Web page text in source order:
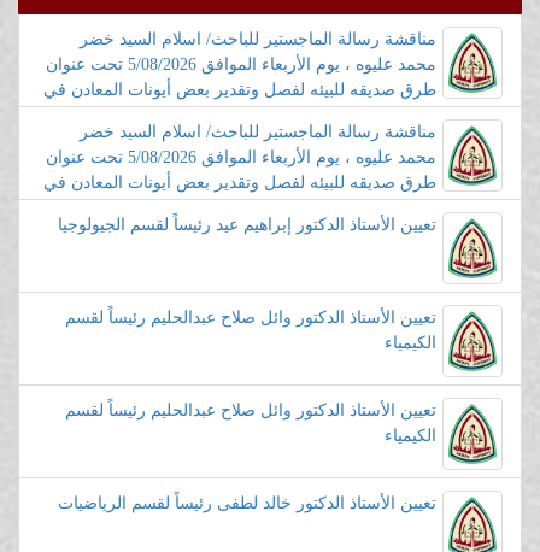
مناقشة رسالة الماجستير للباحث/ اسلام السيد خضر
محمد عليوه ، يوم الأربعاء الموافق 5/08/2026 تحت عنوان
طرق صديقه للبيئه لفصل وتقدير بعض أيونات المعادن في
مناقشة رسالة الماجستير للباحث/ اسلام السيد خضر
محمد عليوه ، يوم الأربعاء الموافق 5/08/2026 تحت عنوان
طرق صديقه للبيئه لفصل وتقدير بعض أيونات المعادن في
عينات المياه بعد تفاعلها مع كواشف محضره جديده
تعيين الأستاذ الدكتور إبراهيم عيد رئيساً لقسم الجيولوجيا
تعيين الأستاذ الدكتور وائل صلاح عبدالحليم رئيساً لقسم
الكيمياء
تعيين الأستاذ الدكتور وائل صلاح عبدالحليم رئيساً لقسم
الكيمياء
تعيين الأستاذ الدكتور خالد لطفى رئيساً لقسم الرياضيات